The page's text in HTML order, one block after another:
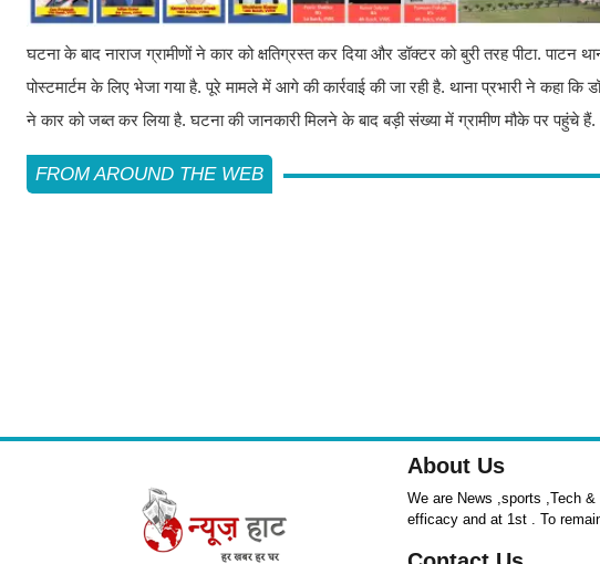
घटना के बाद नाराज ग्रामीणों ने कार को क्षतिग्रस्त कर दिया और डॉक्टर को बुरी तरह पीटा. पाटन
पोस्टमार्टम के लिए भेजा गया है. पूरे मामले में आगे की कार्रवाई की जा रही है. थाना प्रभारी ने कहा
ने कार को जब्त कर लिया है. घटना की जानकारी मिलने के बाद बड़ी संख्या में ग्रामीण मौके पर पहुंचे हैं.
FROM AROUND THE WEB
About Us
We are News ,sports ,Tech
efficacy and at 1st . To